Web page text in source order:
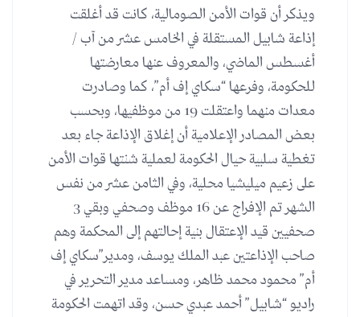
ويذكر أن قوات الأمن الصومالية، كانت قد أغلقت
إذاعة شابيل المستقلة في الخامس عشر من آب /
أغسطس الماضي، والمعروف عنها معارضتها
للحكومة، وفرعها “سكاي إف أم”، كما وصادرت
معدات منهما واعتقلت 19 من موظفيها، وبحسب
بعض المصادر الإعلامية أن إغلاق الإذاعة جاء بعد
تغطية سلبية حيال الحكومة لعملية شنتها قوات الأمن
على زعيم ميليشيا محلية، وفي الثامن عشر من نفس
الشهر تم الإفراج عن 16 موظف وصحفي وبقي 3
صحفيين قيد الإعتقال بنية إحالتهم إلى المحكمة وهم
صاحب الإذاعتين عبد الملك يوسف، ومدير”سكاي إف
أم” محمود محمد ظاهر، ومساعد مدير التحرير في
راديو “شابيل” أحمد عبدي حسن، وقد اتهمت الحكومة